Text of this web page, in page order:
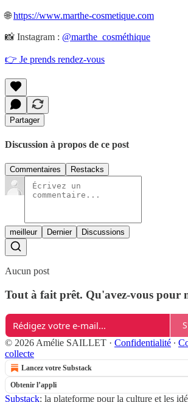
🌐https://www.marthe-cosmetique.com
📸 Instagram : @marthe_cosméthique
👉 Je prends rendez-vous
Partager
Discussion à propos de ce post
Commentaires Restacks
meilleur Dernier Discussions
Aucun post
Tout à fait prêt. Qu'avez-vous pour
© 2026 Amélie SAILLET · Confidentialité ∙
collecte
Lancez votre Substack
Obtenir l’appli
Substack: la plateforme pour la culture et les